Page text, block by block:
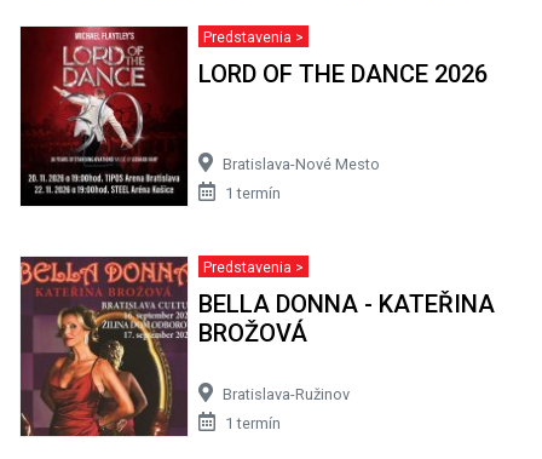
Predstavenia >
LORD OF THE DANCE 2026
Bratislava-Nové Mesto
1 termín
Predstavenia >
BELLA DONNA - KATEŘINA
BROŽOVÁ
Bratislava-Ružinov
1 termín